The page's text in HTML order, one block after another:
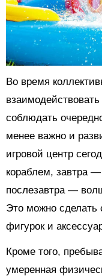
Во время
соблюдать
менее важно и
игровой центр
кораблем, завтра
послезавтра —
Это можно
фигурок и
Кроме того,
умеренная